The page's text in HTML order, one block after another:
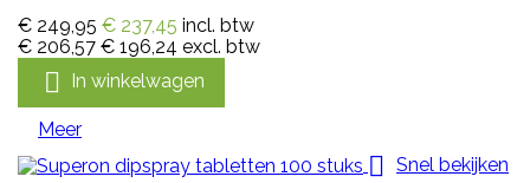
€ 249,95 € 237,45 incl. btw
€ 206,57 € 196,24 excl. btw
 In winkelwagen
Meer
 Snel bekijken